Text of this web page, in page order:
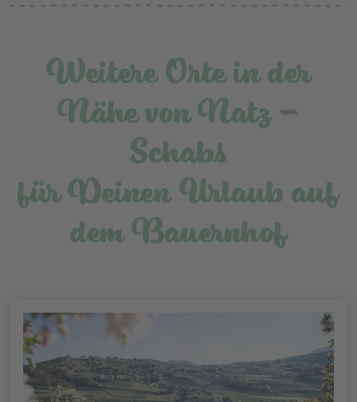
Weitere Orte in der
Nähe von Natz -
Schabs
für Deinen Urlaub auf
dem Bauernhof